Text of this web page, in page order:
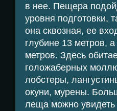
в нее. Пещера
уровня подготовки,
она сквозная, ее
глубине 13 метров,
метров. Здесь
голожаберных
лобстеры,
окуни, мурены.
леща можно увидеть